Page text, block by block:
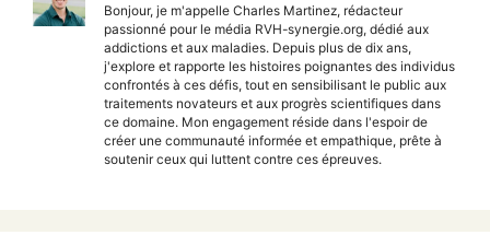
Bonjour, je m'appelle Charles Martinez, rédacteur
passionné pour le média RVH-synergie.org, dédié aux
addictions et aux maladies. Depuis plus de dix ans,
j'explore et rapporte les histoires poignantes des individus
confrontés à ces défis, tout en sensibilisant le public aux
traitements novateurs et aux progrès scientifiques dans
ce domaine. Mon engagement réside dans l'espoir de
créer une communauté informée et empathique, prête à
soutenir ceux qui luttent contre ces épreuves.